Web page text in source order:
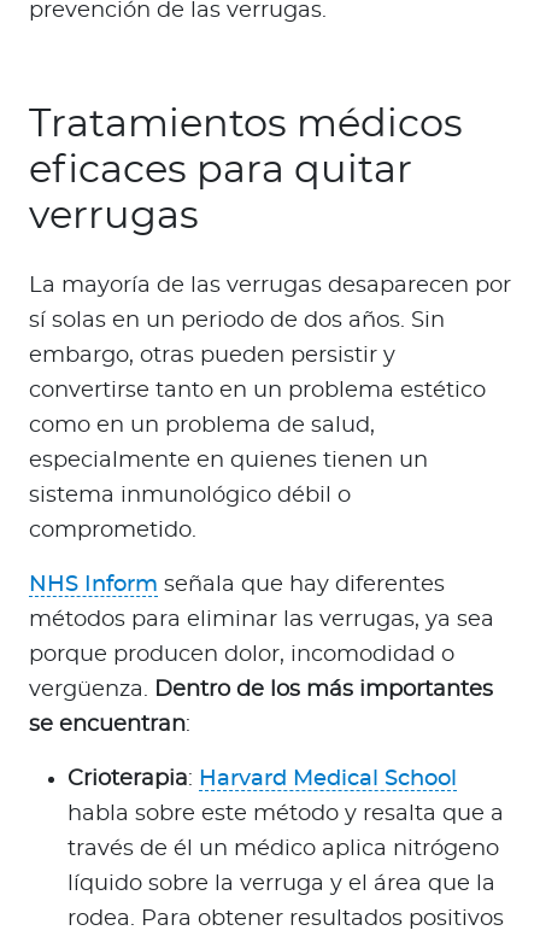
prevención de las verrugas.
Tratamientos médicos
eficaces para quitar
verrugas
La mayoría de las verrugas desaparecen por
sí solas en un periodo de dos años. Sin
embargo, otras pueden persistir y
convertirse tanto en un problema estético
como en un problema de salud,
especialmente en quienes tienen un
sistema inmunológico débil o
comprometido.
NHS Inform señala que hay diferentes
métodos para eliminar las verrugas, ya sea
porque producen dolor, incomodidad o
vergüenza. Dentro de los más importantes
se encuentran:
Crioterapia: Harvard Medical School
habla sobre este método y resalta que a
través de él un médico aplica nitrógeno
líquido sobre la verruga y el área que la
rodea. Para obtener resultados positivos